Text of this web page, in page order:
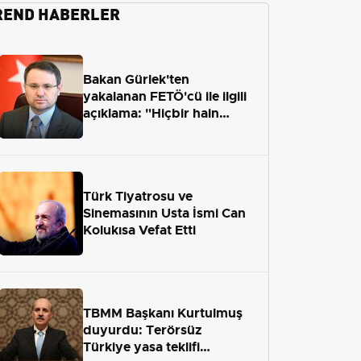
HABERLER
Bakan Gürlek'ten
yakalanan FETÖ'cü ile ilgili
açıklama: "Hiçbir hain
Türk Tiyatrosu ve
Sinemasının Usta İsmi Can
Kolukısa Vefat Etti
TBMM Başkanı Kurtulmuş
duyurdu: Terörsüz
Türkiye yasa teklifi